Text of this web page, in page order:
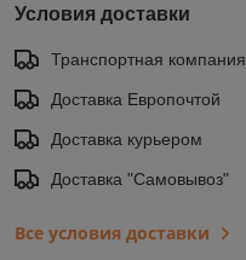
Условия доставки
Транспортная компания
Доставка Европочтой
Доставка курьером
Доставка "Самовывоз"
Все условия доставки